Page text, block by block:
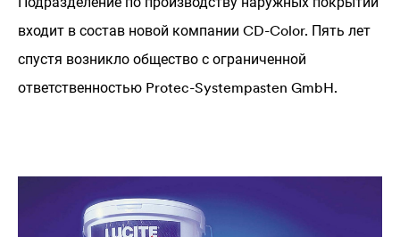
входит в состав новой компании CD-Color. Пять лет
спустя возникло общество с ограниченной
ответственностью Protec-Systempasten GmbH.